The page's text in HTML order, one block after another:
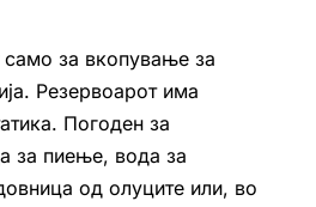
за вкопување за
Резервоарот има
Погоден за
за пиење, вода за
од олуците или, во